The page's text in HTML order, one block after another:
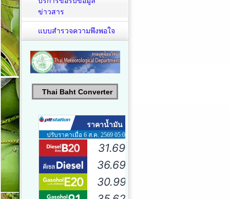
ข่าวสาร
แบบสำรวจความพึงพอใจ
Thai Baht Converter